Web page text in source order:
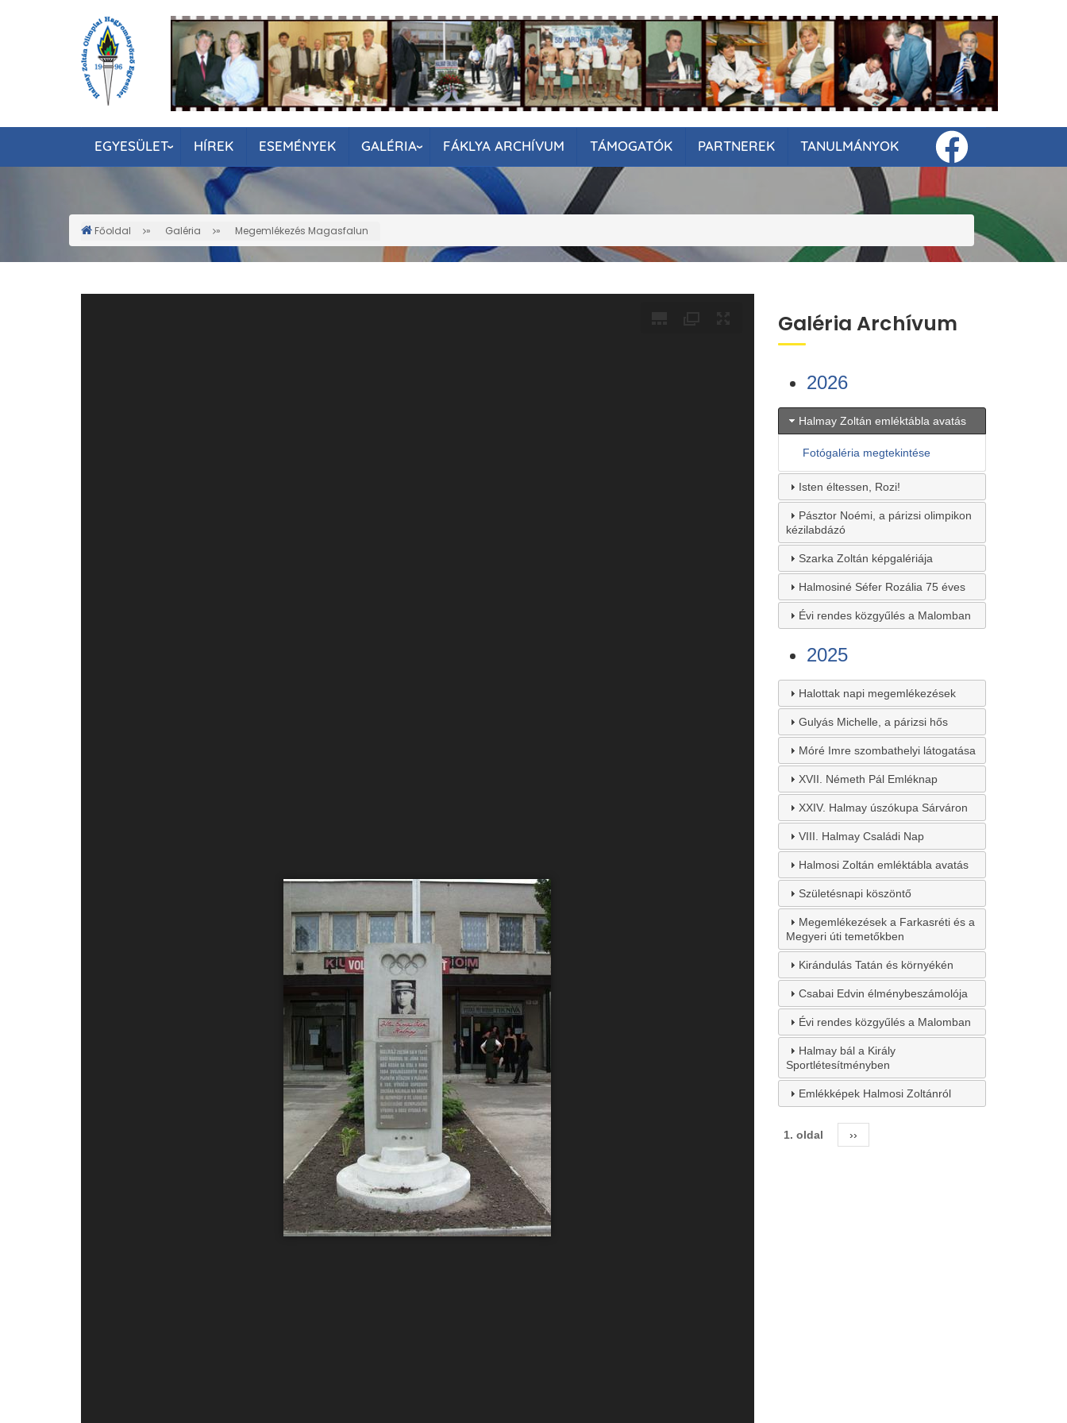
EGYESÜLET HÍREK ESEMÉNYEK GALÉRIA FÁKLYA ARCHÍVUM TÁMOGATÓK PARTNEREK TANULMÁNYOK
Morzsa
Főoldal Galéria Megemlékezés Magasfalun
Galéria Archívum
2026
Halmay Zoltán emléktábla avatás
Fotógaléria megtekintése
Isten éltessen, Rozi!
Pásztor Noémi, a párizsi olimpikon
kézilabdázó
Szarka Zoltán képgalériája
Halmosiné Séfer Rozália 75 éves
Évi rendes közgyűlés a Malomban
2025
Halottak napi megemlékezések
Gulyás Michelle, a párizsi hős
Móré Imre szombathelyi látogatása
XVII. Németh Pál Emléknap
XXIV. Halmay úszókupa Sárváron
VIII. Halmay Családi Nap
Halmosi Zoltán emléktábla avatás
Születésnapi köszöntő
Megemlékezések a Farkasréti és a
Megyeri úti temetőkben
Kirándulás Tatán és környékén
Csabai Edvin élménybeszámolója
Évi rendes közgyűlés a Malomban
Halmay bál a Király
Sportlétesítményben
Emlékképek Halmosi Zoltánról
Oldalszámozás
1. oldal
Következő
oldal
››